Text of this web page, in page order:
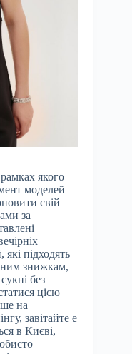
якого
моделей
свій
за
підходять
знижкам,
без
цією
на
завітайте e
в Києві,